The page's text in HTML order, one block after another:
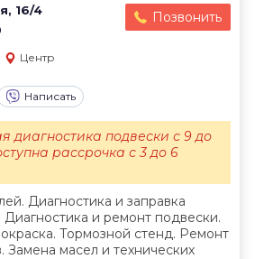
16/4
Позвонить
Центр
Написать
Диагностика и заправка
и ремонт подвески.
Тормозной стенд. Ремонт
Замена масел и технических
диагностика подвески с 9 до
рассрочка с 3 до 6